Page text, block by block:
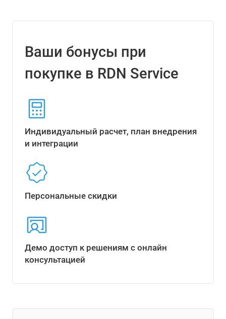
Ваши бонусы при
покупке в RDN Service
Индивидуальный расчет, план внедрения
и интеграции
Персональные скидки
Демо доступ к решениям с онлайн
консультацией